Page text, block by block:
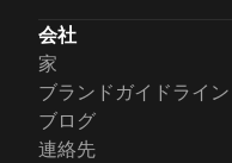
会社
家
ブランドガイドライン
ブログ
連絡先